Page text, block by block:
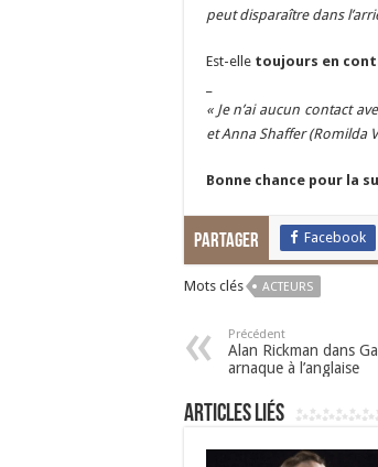
peut disparaître dans
Est-elle toujours en
« Je n’ai aucun contact
et Anna Shaffer (Romilda
Bonne chance pour la
Partager Facebook
Mots clés ACTEURS
Précédent
Alan Rickman dans
arnaque à l’anglaise
Articles liés